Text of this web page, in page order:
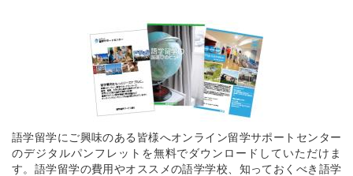
語学留学にご興味のある皆様へオンライン留学サポートセンター
のデジタルパンフレットを無料でダウンロードしていただけま
す。語学留学の費用やオススメの語学学校、知っておくべき語学